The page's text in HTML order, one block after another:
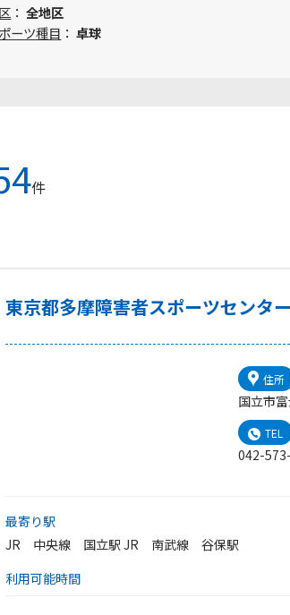
：全地区
ーツ種目 ：卓球
件
東京都多摩障害者スポーツセンター
住所
国立市
TEL
042-
最寄り駅
JR 中央線 国立駅 JR 南武線 谷保駅
利用可能時間